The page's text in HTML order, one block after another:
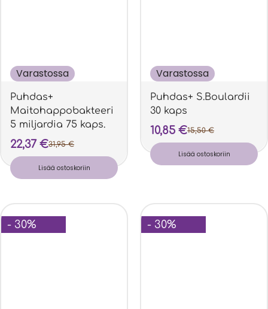
Varastossa
Puhdas+
Maitohappobakteeri
5 miljardia 75 kaps.
31,95€
22,37 €
Lisää ostoskoriin
Varastossa
Puhdas+ S.Boulardii
30 kaps
15,50€
10,85 €
Lisää ostoskoriin
- 30% - 30%